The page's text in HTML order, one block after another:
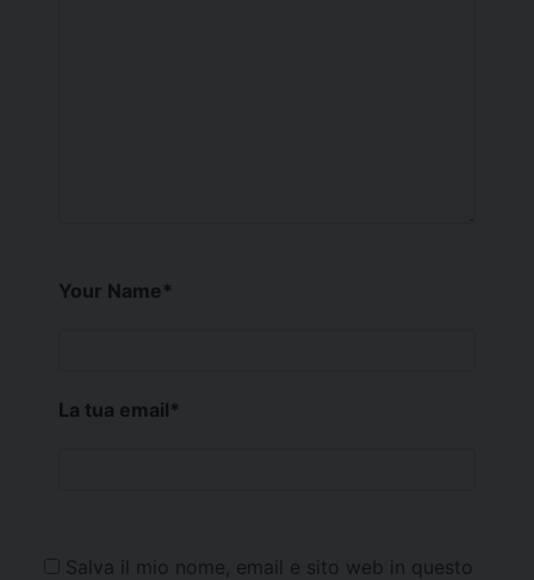
Your Name*
La tua email*
Salva il mio nome, email e sito web in questo